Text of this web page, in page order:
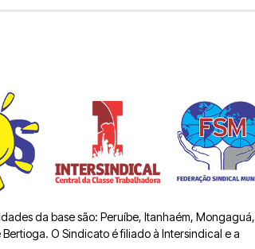
da base são: Peruíbe, Itanhaém, Mongaguá,
O Sindicato é filiado à Intersindical e a